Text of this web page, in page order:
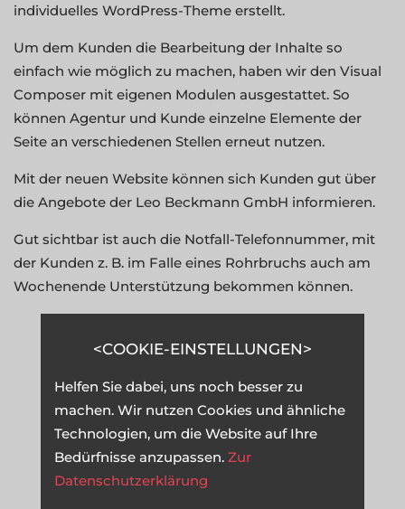
individuelles WordPress-Theme erstellt.
Um dem Kunden die Bearbeitung der Inhalte so
einfach wie möglich zu machen, haben wir den Visual
Composer mit eigenen Modulen ausgestattet. So
können Agentur und Kunde einzelne Elemente der
Seite an verschiedenen Stellen erneut nutzen.
Mit der neuen Website können sich Kunden gut über
die Angebote der Leo Beckmann GmbH informieren.
Gut sichtbar ist auch die Notfall-Telefonnummer, mit
der Kunden z. B. im Falle eines Rohrbruchs auch am
Wochenende Unterstützung bekommen können.
COOKIE-EINSTELLUNGEN
Helfen Sie dabei, uns noch besser zu
machen. Wir nutzen Cookies und ähnliche
Technologien, um die Website auf Ihre
Bedürfnisse anzupassen. Zur
Datenschutzerklärung